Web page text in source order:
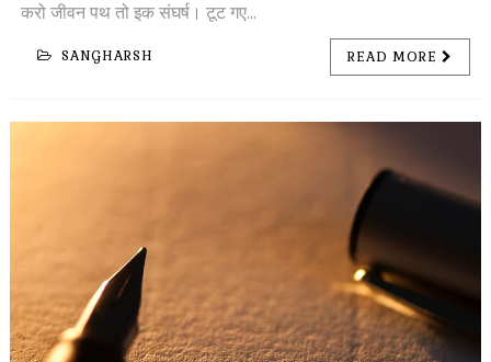
करो जीवन पथ तो इक संघर्ष। टूट गए...
SANGHARSH READ MORE